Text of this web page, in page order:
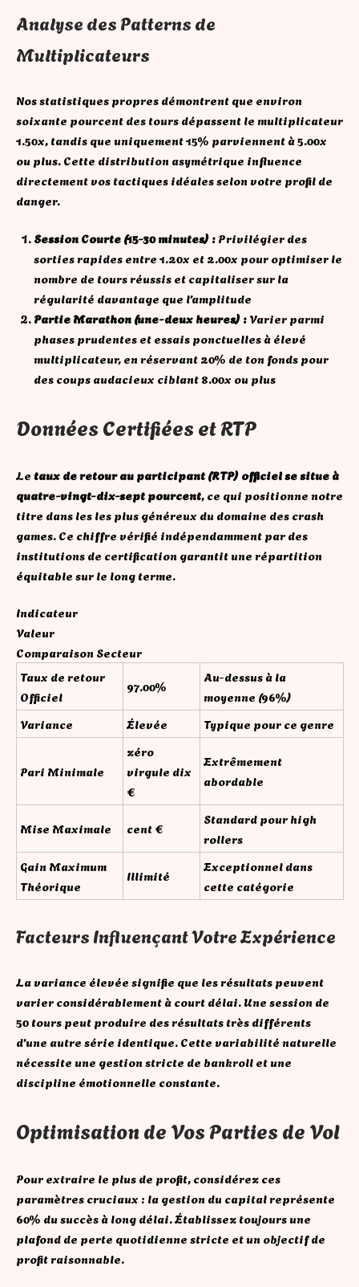
Analyse des Patterns de
Multiplicateurs
Nos statistiques propres démontrent que environ
soixante pourcent des tours dépassent le multiplicateur
1.50x, tandis que uniquement 15% parviennent à 5.00x
ou plus. Cette distribution asymétrique influence
directement vos tactiques idéales selon votre profil de
danger.
Session Courte (15-30 minutes) :Privilégier des
sorties rapides entre 1.20x et 2.00x pour optimiser le
nombre de tours réussis et capitaliser sur la
régularité davantage que l’amplitude
Partie Marathon (une-deux heures) :Varier parmi
phases prudentes et essais ponctuelles à élevé
multiplicateur, en réservant 20% de ton fonds pour
des coups audacieux ciblant 8.00x ou plus
Données Certifiées et RTP
Letaux de retour au participant (RTP) officiel se situe à
quatre-vingt-dix-sept pourcent, ce qui positionne notre
titre dans les les plus généreux du domaine des crash
games. Ce chiffre vérifié indépendamment par des
institutions de certification garantit une répartition
équitable sur le long terme.
Indicateur
Valeur
Comparaison Secteur
Taux de retour
Officiel
97.00%
Au-dessus à la
moyenne (96%)
Variance
Élevée Typique pour ce genre
Pari Minimale
zéro
virgule dix
€
Extrêmement
abordable
Mise Maximale cent €
Standard pour high
rollers
Gain Maximum
Théorique
Illimité
Exceptionnel dans
cette catégorie
Facteurs Influençant Votre Expérience
La variance élevée signifie que les résultats peuvent
varier considérablement à court délai. Une session de
50 tours peut produire des résultats très différents
d’une autre série identique. Cette variabilité naturelle
nécessite une gestion stricte de bankroll et une
discipline émotionnelle constante.
Optimisation de Vos Parties de Vol
Pour extraire le plus de profit, considérez ces
paramètres cruciaux : la gestion du capital représente
60% du succès à long délai. Établissez toujours une
plafond de perte quotidienne stricte et un objectif de
profit raisonnable.